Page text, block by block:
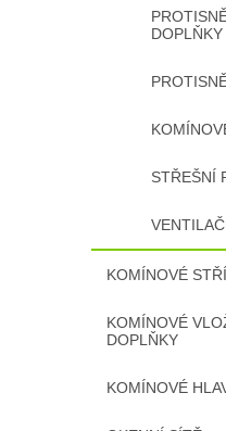
DOPLŇKY
STŘEŠNÍ
KOMÍNOVÉ
KOMÍNOVÉ
DOPLŇKY
KOMÍNOVÉ